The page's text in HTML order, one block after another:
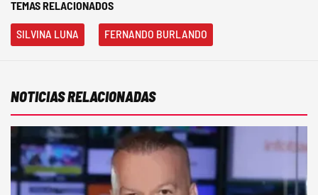
TEMAS RELACIONADOS
SILVINA LUNA FERNANDO BURLANDO
NOTICIAS RELACIONADAS